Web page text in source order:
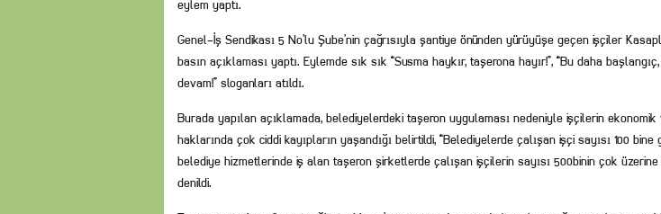
eylem yaptı.
Genel-İş Sendikası 5 No’lu Şube’nin çağrısıyla şantiye önünden yürüyüşe geçen işçiler
basın açıklaması yaptı. Eylemde sık sık “Susma haykır, taşerona hayır!”, “Bu daha
devam!” sloganları atıldı.
Burada yapılan açıklamada, belediyelerdeki taşeron uygulaması nedeniyle işçilerin
haklarında çok ciddi kayıpların yaşandığı belirtildi, “Belediyelerde çalışan işçi sayısı 100
belediye hizmetlerinde iş alan taşeron şirketlerde çalışan işçilerin sayısı 500binin çok üzerine
denildi.